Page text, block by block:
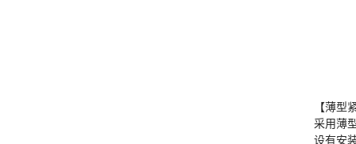
【薄型
采用薄
设有安